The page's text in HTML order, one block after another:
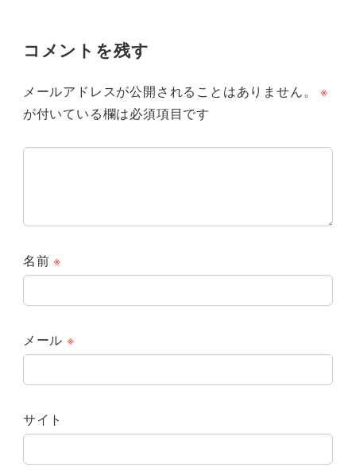
コメントを残す
メールアドレスが公開されることはありません。
※
が付いている欄は必須項目です
名前※
メール ※
サイト